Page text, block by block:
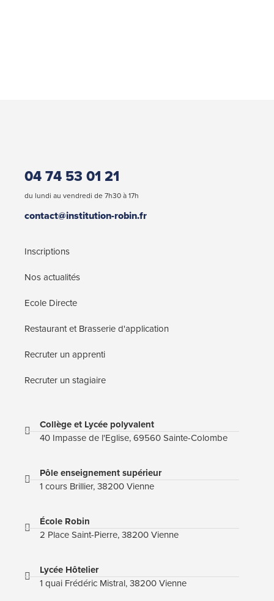
04 74 53 01 21
du lundi au vendredi de 7h30 à 17h
contact@institution-robin.fr
Inscriptions
Nos actualités
Ecole Directe
Restaurant et Brasserie d'application
Recruter un apprenti
Recruter un stagiaire
Collège et Lycée polyvalent
40 Impasse de l'Eglise, 69560 Sainte-Colombe
Pôle enseignement supérieur
1 cours Brillier, 38200 Vienne
École Robin
2 Place Saint-Pierre, 38200 Vienne
Lycée Hôtelier
1 quai Frédéric Mistral, 38200 Vienne